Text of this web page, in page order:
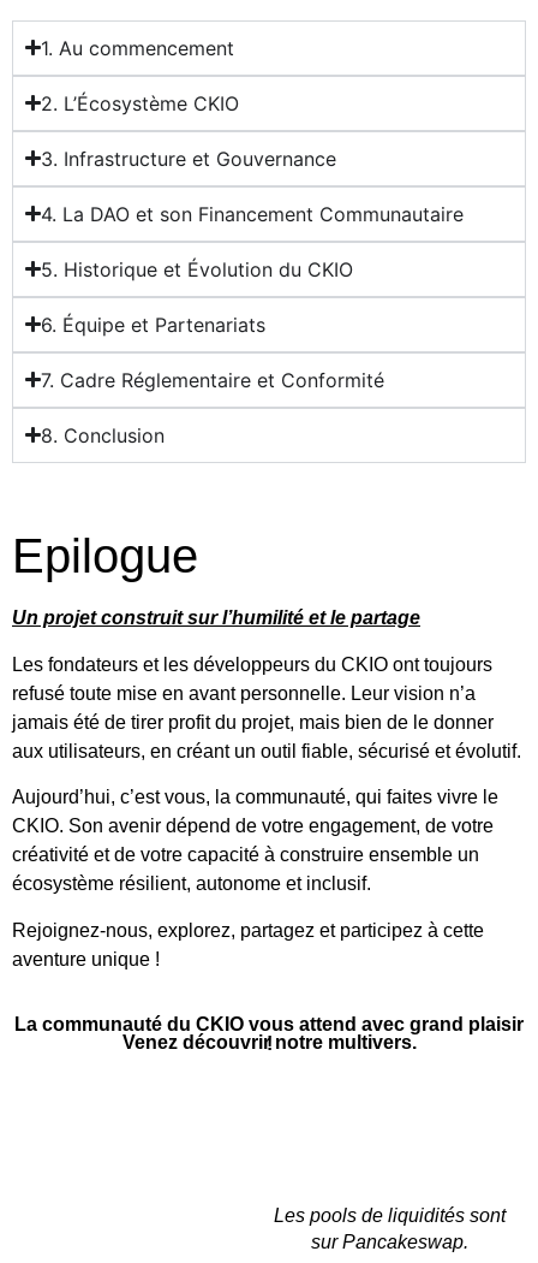
1. Au commencement
2. L’Écosystème CKIO
3. Infrastructure et Gouvernance
4. La DAO et son Financement Communautaire
5. Historique et Évolution du CKIO
6. Équipe et Partenariats
7. Cadre Réglementaire et Conformité
8. Conclusion
Epilogue
Un projet construit sur l’humilité et le partage
Les fondateurs et les développeurs du CKIO ont toujours
refusé toute mise en avant personnelle. Leur vision n’a
jamais été de tirer profit du projet, mais bien de le donner
aux utilisateurs, en créant un outil fiable, sécurisé et évolutif.
Aujourd’hui, c’est vous, la communauté, qui faites vivre le
CKIO. Son avenir dépend de votre engagement, de votre
créativité et de votre capacité à construire ensemble un
écosystème résilient, autonome et inclusif.
Rejoignez-nous, explorez, partagez et participez à cette
aventure unique !
La communauté du CKIO vous attend avec grand plaisir
!
Venez découvrir notre multivers.
Les pools de liquidités sont
sur Pancakeswap.